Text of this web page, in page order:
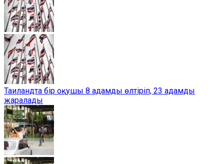
Таиландта бір оқушы 8 адамды өлтіріп, 23 адамды
жаралады